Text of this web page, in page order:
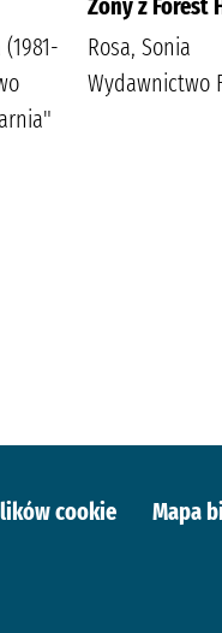
Rosa, Sonia
Wydawnictwo
cookie Mapa